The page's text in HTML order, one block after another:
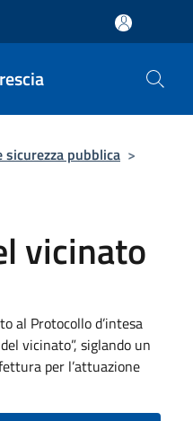
sicurezza pubblica >
vicinato
al Protocollo d’intesa
vicinato”, siglando un
per l’attuazione